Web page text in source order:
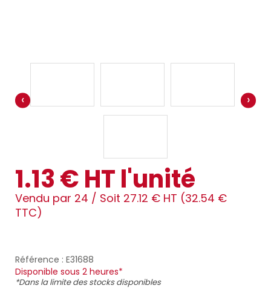
‹ ›
1.13 € HT l'unité
Vendu par 24 / Soit 27.12 € HT (32.54 €
TTC)
Référence : E31688
Disponible sous 2 heures*
*Dans la limite des stocks disponibles